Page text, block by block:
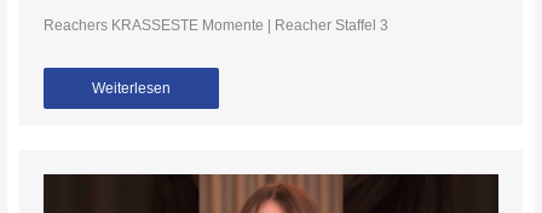
Reachers KRASSESTE Momente | Reacher Staffel 3
Weiterlesen